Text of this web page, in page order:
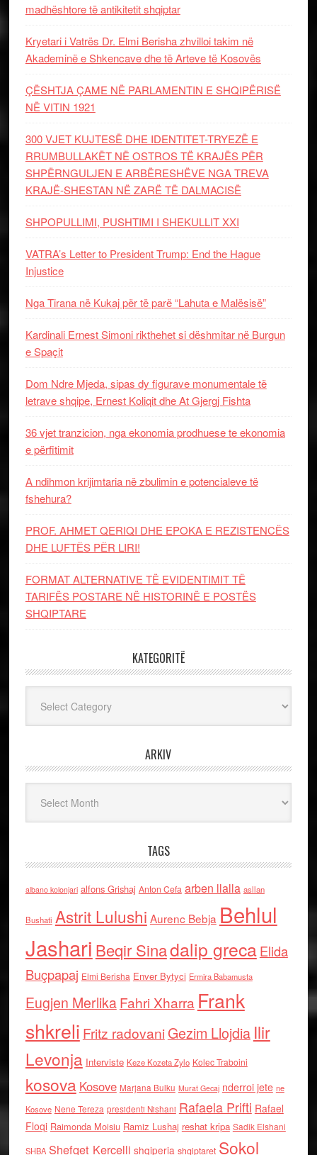
madhështore të antikitetit shqiptar
Kryetari i Vatrës Dr. Elmi Berisha zhvilloi takim në
Akademinë e Shkencave dhe të Arteve të Kosovës
ÇËSHTJA ÇAME NË PARLAMENTIN E SHQIPËRISË
NË VITIN 1921
300 VJET KUJTESË DHE IDENTITET-TRYEZË E
RRUMBULLAKËT NË OSTROS TË KRAJËS PËR
SHPËRNGULJEN E ARBËRESHËVE NGA TREVA
KRAJË-SHESTAN NË ZARË TË DALMACISË
SHPOPULLIMI, PUSHTIMI I SHEKULLIT XXI
VATRA’s Letter to President Trump: End the Hague
Injustice
Nga Tirana në Kukaj për të parë “Lahuta e Malësisë”
Kardinali Ernest Simoni rikthehet si dëshmitar në Burgun
e Spaçit
Dom Ndre Mjeda, sipas dy figurave monumentale të
letrave shqipe, Ernest Koliqit dhe At Gjergj Fishta
36 vjet tranzicion, nga ekonomia prodhuese te ekonomia
e përfitimit
A ndihmon krijimtaria në zbulimin e potencialeve të
fshehura?
PROF. AHMET QERIQI DHE EPOKA E REZISTENCЁS
DHE LUFTЁS PЁR LIRI!
FORMAT ALTERNATIVE TË EVIDENTIMIT TË
TARIFËS POSTARE NË HISTORINË E POSTËS
SHQIPTARE
KATEGORITË
ARKIV
TAGS
albano kolonjari alfons Grishaj Anton Cefa arben llalla asllan
Bushati Astrit Lulushi Aurenc Bebja Behlul
Jashari Beqir Sinadalip grecaElida
Buçpapaj Elmi Berisha Enver Bytyci Ermira Babamusta
Eugjen MerlikaFahri Xharra Frank
shkreli Fritz radovaniGezim Llojdia Ilir
Levonja Interviste Keze Kozeta Zylo Kolec Traboini
kosova Kosove Marjana Bulku Murat Gecaj nderroi jete ne
Kosove Nene Tereza presidenti Nishani Rafaela Prifti Rafael
Floqi Raimonda Moisiu Ramiz Lushaj reshat kripa Sadik Elshani
SHBA Shefqet Kercelli shqiperia shqiptaret Sokol